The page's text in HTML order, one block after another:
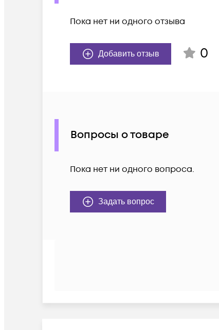
Пока нет ни одного отзыва
Добавить отзыв 0
Вопросы о товаре
Пока нет ни одного вопроса.
Задать вопрос